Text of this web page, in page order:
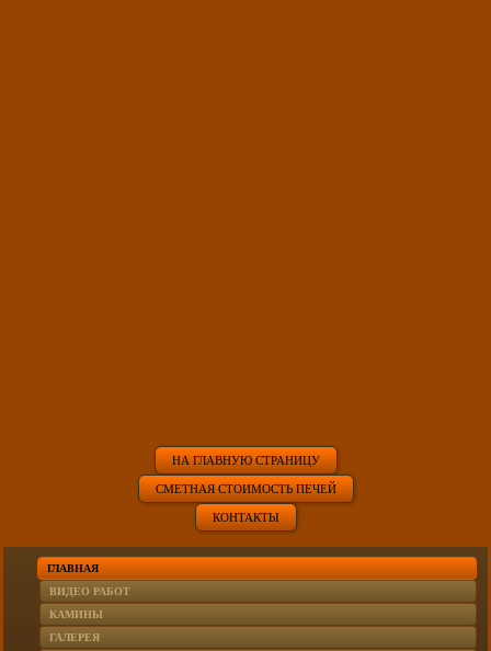
НА ГЛАВНУЮ СТРАНИЦУ
СМЕТНАЯ СТОИМОСТЬ ПЕЧЕЙ
КОНТАКТЫ
ГЛАВНАЯ
ВИДЕО РАБОТ
КАМИНЫ
ГАЛЕРЕЯ